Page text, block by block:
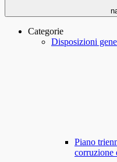
Categorie
Disposizioni
Piano
corruzione